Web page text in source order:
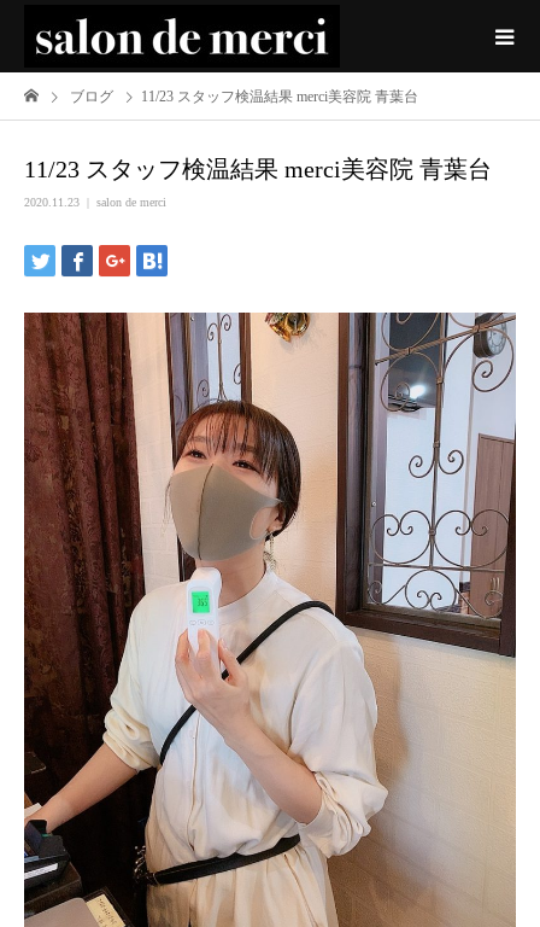
ブログ 11/23 スタッフ検温結果 merci美容院 青葉台
11/23 スタッフ検温結果 merci美容院 青葉台
2020.11.23 salon de merci